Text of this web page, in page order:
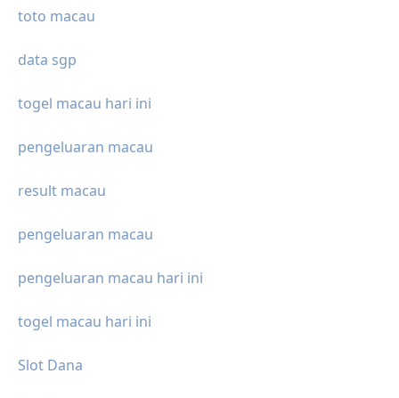
toto macau
data sgp
togel macau hari ini
pengeluaran macau
result macau
pengeluaran macau
pengeluaran macau hari ini
togel macau hari ini
Slot Dana